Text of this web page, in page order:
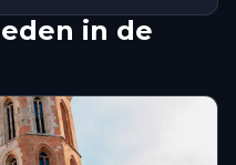
in de